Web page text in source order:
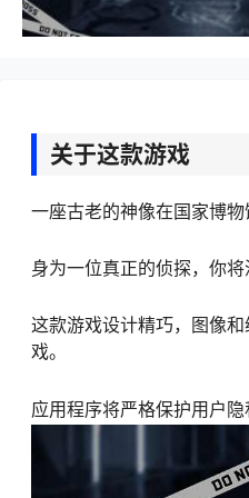
关于这款游戏
一座古老的神像在国家博
身为一位真正的侦探，你
这款游戏设计精巧，图像
戏。
应用程序将严格保护用户隐